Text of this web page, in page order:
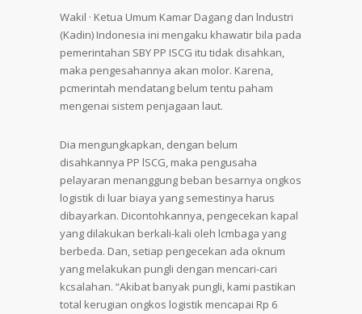
Wakil · Ketua Umum Kamar Dagang dan lndustri
(Kadin) Indonesia ini mengaku khawatir bila pada
pemerintahan SBY PP ISCG itu tidak disahkan,
maka pengesahannya akan molor. Karena,
pcmerintah mendatang belum tentu paham
mengenai sistem penjagaan laut.
Dia mengungkapkan, dengan belum
disahkannya PP lSCG, maka pengusaha
pelayaran menanggung beban besarnya ongkos
logistik di luar biaya yang semestinya harus
dibayarkan. Dicontohkannya, pengecekan kapal
yang dilakukan berkali-kali oleh lcmbaga yang
berbeda. Dan, setiap pengecekan ada oknum
yang melakukan pungli dengan mencari-cari
kcsalahan. “Akibat banyak pungli, kami pastikan
total kerugian ongkos logistik mencapai Rp 6